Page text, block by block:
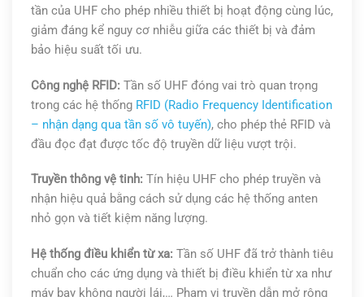
tần của UHF cho phép nhiều thiết bị hoạt động cùng lúc,
giảm đáng kể nguy cơ nhiễu giữa các thiết bị và đảm
bảo hiệu suất tối ưu.
Công nghệ RFID: Tần số UHF đóng vai trò quan trọng
trong các hệ thống RFID (Radio Frequency Identification
– nhận dạng qua tần số vô tuyến), cho phép thẻ RFID và
đầu đọc đạt được tốc độ truyền dữ liệu vượt trội.
Truyền thông vệ tinh: Tín hiệu UHF cho phép truyền và
nhận hiệu quả bằng cách sử dụng các hệ thống anten
nhỏ gọn và tiết kiệm năng lượng.
Hệ thống điều khiển từ xa: Tần số UHF đã trở thành tiêu
chuẩn cho các ứng dụng và thiết bị điều khiển từ xa như
máy bay không người lái,… Phạm vi truyền dẫn mở rộng